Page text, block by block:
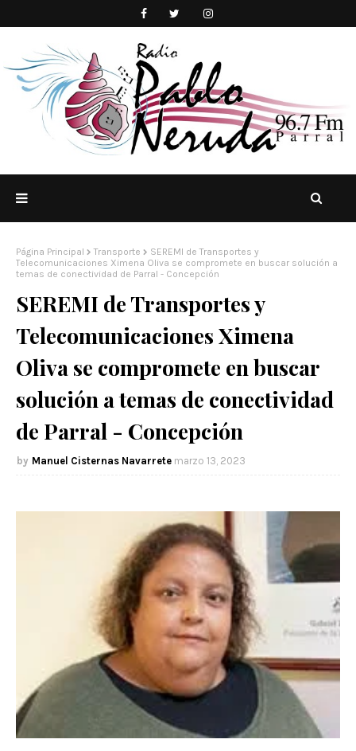
Página Principal Transporte
SEREMI de Transportes y
Telecomunicaciones Ximena Oliva se compromete en buscar solución a
temas de conectividad de Parral - Concepción
SEREMI de Transportes y
Telecomunicaciones Ximena
Oliva se compromete en buscar
solución a temas de conectividad
de Parral - Concepción
Manuel Cisternas Navarrete marzo 13, 2023